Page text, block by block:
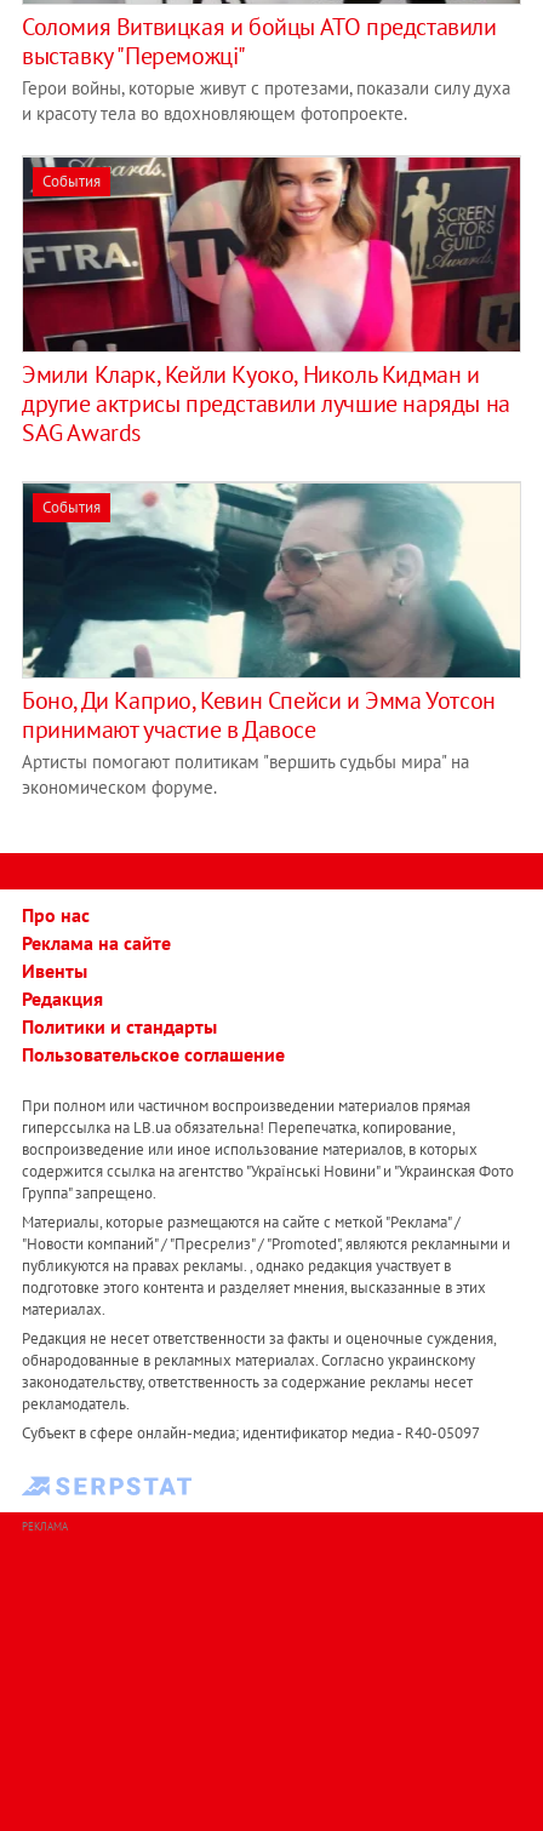
Соломия Витвицкая и бойцы АТО представили
выставку "Переможці"
Герои войны, которые живут с протезами, показали силу духа
и красоту тела во вдохновляющем фотопроекте.
События
Эмили Кларк, Кейли Куоко, Николь Кидман и
другие актрисы представили лучшие наряды на
SAG Awards
События
Боно, Ди Каприо, Кевин Спейси и Эмма Уотсон
принимают участие в Давосе
Артисты помогают политикам "вершить судьбы мира" на
экономическом форуме.
Про нас
Реклама на сайте
Ивенты
Редакция
Политики и стандарты
Пользовательское соглашение
При полном или частичном воспроизведении материалов прямая
гиперссылка на LB.ua обязательна! Перепечатка, копирование,
воспроизведение или иное использование материалов, в которых
содержится ссылка на агентство "Українськi Новини" и "Украинская Фото
Группа" запрещено.
Материалы, которые размещаются на сайте с меткой "Реклама" /
"Новости компаний" / "Пресрелиз" / "Promoted", являются рекламными и
публикуются на правах рекламы. , однако редакция участвует в
подготовке этого контента и разделяет мнения, высказанные в этих
материалах.
Редакция не несет ответственности за факты и оценочные суждения,
обнародованные в рекламных материалах. Согласно украинскому
законодательству, ответственность за содержание рекламы несет
рекламодатель.
Субъект в сфере онлайн-медиа; идентификатор медиа - R40-05097
РЕКЛАМА